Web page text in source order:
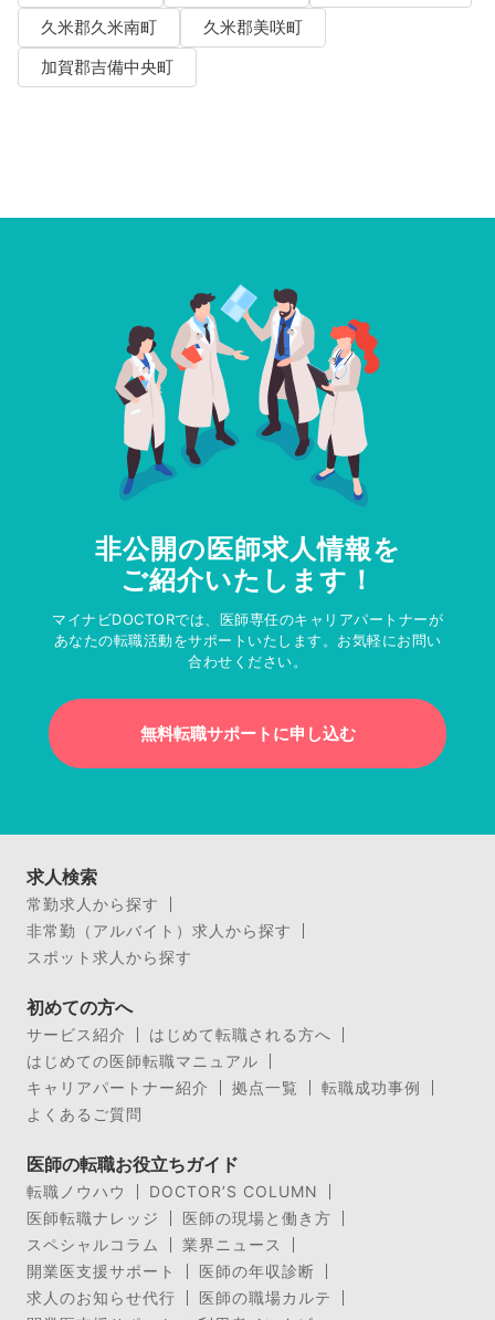
久米郡久米南町
久米郡美咲町
加賀郡吉備中央町
非公開の医師求人情報を
ご紹介いたします！
マイナビDOCTORでは、医師専任のキャリアパートナーが
あなたの転職活動をサポートいたします。お気軽にお問い
合わせください。
無料転職サポートに申し込む
求人検索
常勤求人から探す
非常勤（アルバイト）求人から探す
スポット求人から探す
初めての方へ
サービス紹介
はじめて転職される方へ
はじめての医師転職マニュアル
キャリアパートナー紹介
拠点一覧
転職成功事例
よくあるご質問
医師の転職お役立ちガイド
転職ノウハウ
DOCTOR’S COLUMN
医師転職ナレッジ
医師の現場と働き方
スペシャルコラム
業界ニュース
開業医支援サポート
医師の年収診断
求人のお知らせ代行
医師の職場カルテ